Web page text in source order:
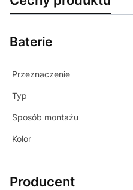
Baterie
Przeznaczenie
Typ
Sposób montażu
Kolor
Producent